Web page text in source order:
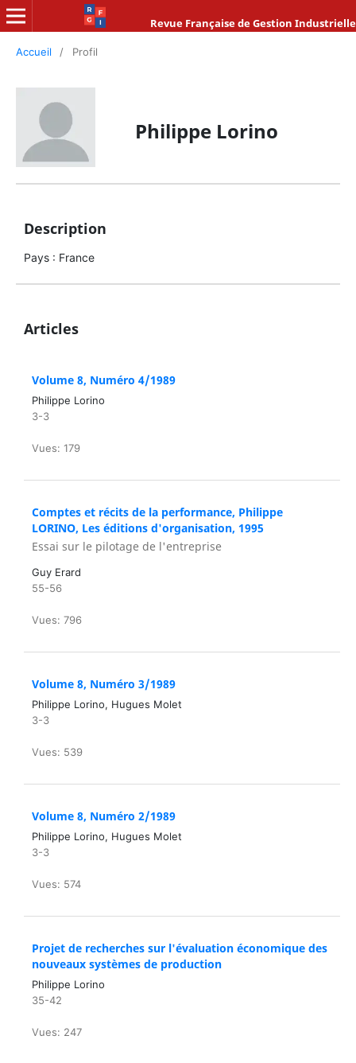
Revue Française de Gestion Industrielle
Accueil / Profil
Philippe Lorino
Description
Pays : France
Articles
Volume 8, Numéro 4/1989
Philippe Lorino
3-3
Vues: 179
Comptes et récits de la performance, Philippe
LORINO, Les éditions d'organisation, 1995
Essai sur le pilotage de l'entreprise
Guy Erard
55-56
Vues: 796
Volume 8, Numéro 3/1989
Philippe Lorino, Hugues Molet
3-3
Vues: 539
Volume 8, Numéro 2/1989
Philippe Lorino, Hugues Molet
3-3
Vues: 574
Projet de recherches sur l'évaluation économique des
nouveaux systèmes de production
Philippe Lorino
35-42
Vues: 247